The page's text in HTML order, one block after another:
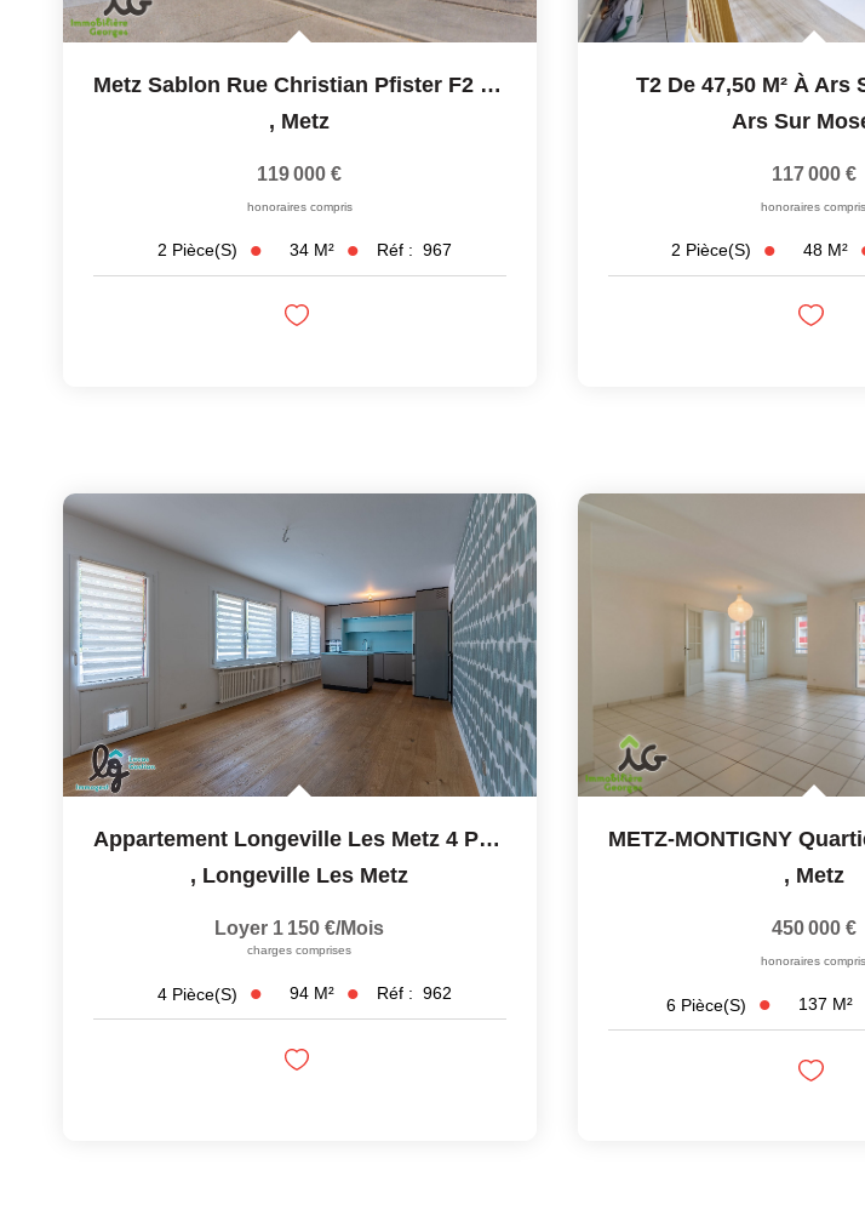
Metz Sablon Rue Christian Pfister F2 De 34 M² Environ Avec...
, Metz
119 000 €
honoraires compris
2 Pièce(s) 34 M² Réf : 967
T2 De 47,50 M² À Ars
Ars Sur
117 000 €
honoraires compris
2 Pièce(s) 48 M²
Appartement Longeville Les Metz 4 Pièce(s) 93.5 M2
, Longeville Les Metz
Loyer 1 150 €/mois
charges comprises
4 Pièce(s) 94 M² Réf : 962
, Metz
450 000 €
honoraires compris
6 Pièce(s) 137 M²